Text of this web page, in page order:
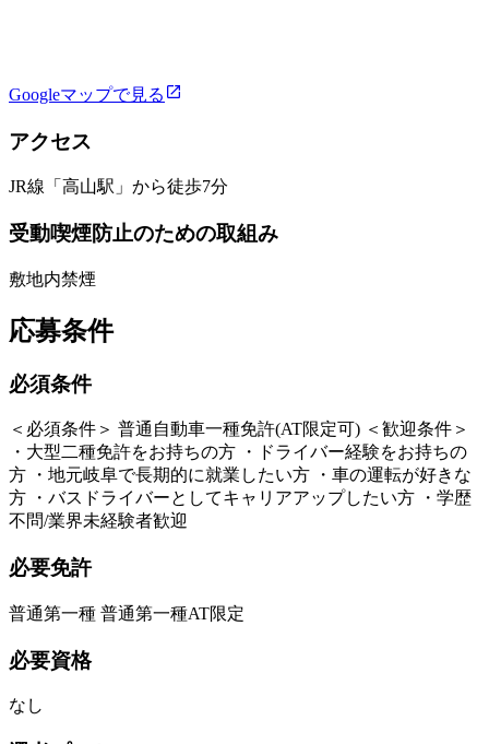
Googleマップで見る
アクセス
JR線「高山駅」から徒歩7分
受動喫煙防止のための取組み
敷地内禁煙
応募条件
必須条件
＜必須条件＞ 普通自動車一種免許(AT限定可) ＜歓迎条件＞
・大型二種免許をお持ちの方 ・ドライバー経験をお持ちの
方 ・地元岐阜で長期的に就業したい方 ・車の運転が好きな
方 ・バスドライバーとしてキャリアアップしたい方 ・学歴
不問/業界未経験者歓迎
必要免許
普通第一種 普通第一種AT限定
必要資格
なし